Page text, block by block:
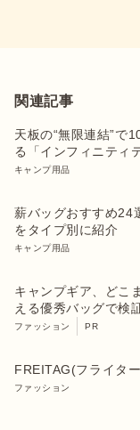
関連記事
天板の“無限連結”で
る「インフィニティ
キャンプ用品
薪バッグおすすめ24
をタイプ別に紹介
キャンプ用品
キャンプギア、どこ
える優秀バッグで検
ファッション PR
FREITAG(フライタ
ファッション